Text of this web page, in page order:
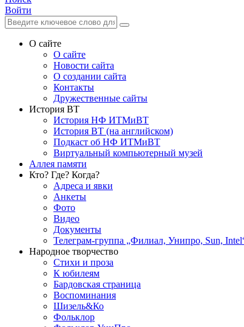
Войти
О сайте
О сайте
Новости сайта
О создании сайта
Контакты
Дружественные сайты
История ВТ
История НФ ИТМиВТ
История ВТ (на английском)
Подкаст об НФ ИТМиВТ
Виртуальный компьютерный музей
Аллея памяти
Кто? Где? Когда?
Адреса и явки
Анкеты
Фото
Видео
Документы
Телеграм-группа „Филиал, Унипро, Sun,
Народное творчество
Стихи и проза
К юбилеям
Бардовская страница
Воспоминания
Шизель&Ко
Фольклор